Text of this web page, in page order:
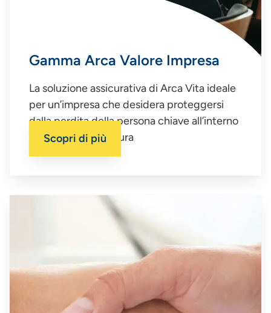
Gamma Arca Valore Impresa
La soluzione assicurativa di Arca Vita ideale
per un’impresa che desidera proteggersi
dalla perdita della persona chiave all’interno
della propria struttura
Scopri di più